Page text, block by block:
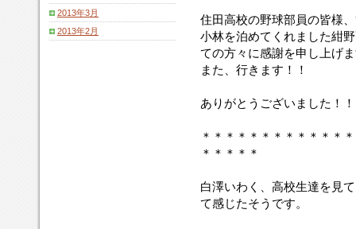
住田高校の野球部員の皆様
小林を泊めてくれました紺
ての方々に感謝を申し上げ
また、行きます！！
ありがとうございました！
＊＊＊＊＊＊＊＊＊＊＊＊
＊＊＊＊＊
白澤いわく、高校生達を見
て感じたそうです。
2013年3月
2013年2月